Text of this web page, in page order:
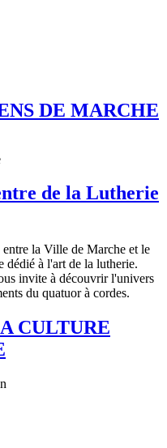
DE MARCHE
de la Lutherie
la Ville de Marche et le
dédié à l'art de la lutherie.
invite à découvrir l'univers
du quatuor à cordes.
CULTURE